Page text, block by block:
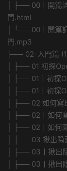
│ ├── 00丨開篇
門.html
│ └── 00丨開篇
門.mp3
├── 02-入門篇
│ ├── 01 初探
│ ├── 01丨初探
│ ├── 01丨初探
│ ├── 02 如何
│ ├── 02丨如何
│ ├── 02丨如何
│ ├── 03 揪出
│ ├── 03丨揪出
│ ├── 03丨揪出